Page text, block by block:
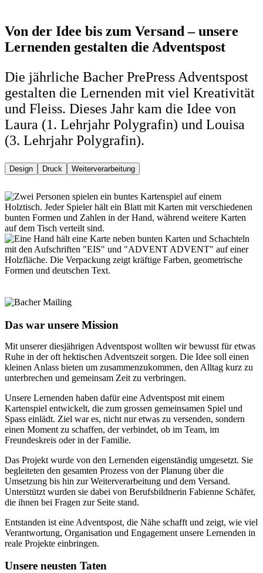
Von der Idee bis zum Versand – unsere
Lernenden gestalten die Adventspost
Die jährliche Bacher PrePress Adventspost
gestalten die Lernenden mit viel Kreativität
und Fleiss. Dieses Jahr kam die Idee von
Laura (1. Lehrjahr Polygrafin) und Louisa
(3. Lehrjahr Polygrafin).
Design Druck Weiterverarbeitung
Das war unsere Mission
Mit unserer diesjährigen Adventspost wollten wir bewusst für etwas
Ruhe in der oft hektischen Adventszeit sorgen. Die Idee soll einen
kleinen Anlass bieten um zusammenzukommen, den Alltag kurz zu
unterbrechen und gemeinsam Zeit zu verbringen.
Unsere Lernenden haben dafür eine Adventspost mit einem
Kartenspiel entwickelt, die zum grossen gemeinsamen Spiel und
Spass einlädt. Ziel war es, nicht nur etwas zu versenden, sondern
einen Moment zu schaffen, der verbindet, ob im Team, im
Freundeskreis oder in der Familie.
Das Projekt wurde von den Lernenden eigenständig umgesetzt. Sie
begleiteten den gesamten Prozess von der Planung über die
Umsetzung bis hin zur Weiterverarbeitung und dem Versand.
Unterstützt wurden sie dabei von Berufsbildnerin Fabienne Schäfer,
die ihnen bei Fragen zur Seite stand.
Entstanden ist eine Adventspost, die Nähe schafft und zeigt, wie viel
Verantwortung, Organisation und Engagement unsere Lernenden in
reale Projekte einbringen.
Unsere neusten Taten